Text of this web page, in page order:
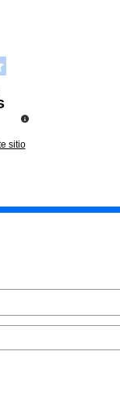
Pvr 52.65€
sitio